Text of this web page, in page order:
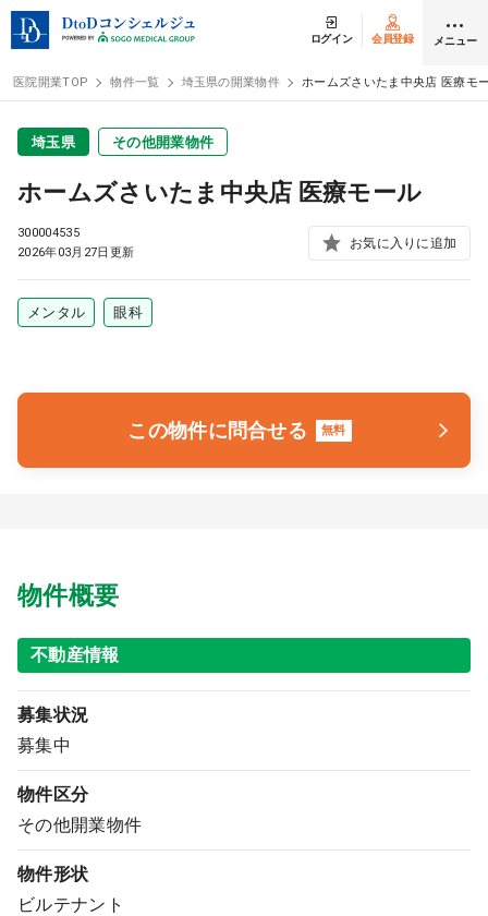
ログイン 会員登録 メニュー
クリニック開業
DtoDの開業支援
開業スタイル
物件検索
開業支援事例
開業支援事例
施工事例
開業ノウハウ
個別相談会
診療圏調査
医院開業TOP 物件一覧 埼玉県の開業物件 ホームズさいたま中央店 医療モ
埼玉県 その他開業物件
ホームズさいたま中央店 医療モール
300004535
2026年03月27日更新
お気に入りに追加
メンタル 眼科
この物件に問合せる 無料
物件概要
不動産情報
募集状況
募集中
物件区分
その他開業物件
物件形状
ビルテナント